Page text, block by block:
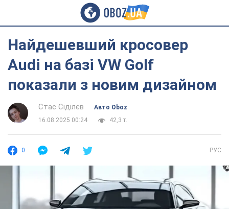
Найдешевший кросовер
Audi на базі VW Golf
показали з новим дизайном
Стас Сіділєв
Авто Oboz
16.08.2025 00:24
42,3 т.
0 РУС